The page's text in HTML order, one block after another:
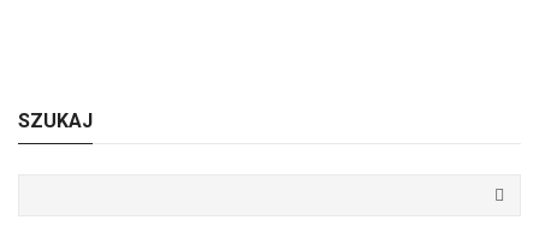
SZUKAJ